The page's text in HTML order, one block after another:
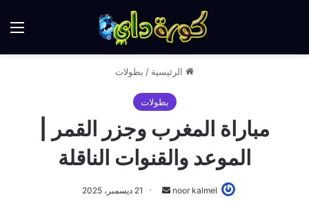
الرئيسية / بطولات
بطولات
مباراة المغرب وجزر القمر |
الموعد والقنوات الناقلة
noor kalmel
أرسل
21 ديسمبر، 2025